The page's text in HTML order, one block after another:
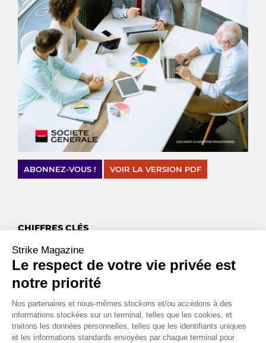
ABONNEZ-VOUS ! VOIR LA VERSION PDF
CHIFFRES CLÉS
Mds$
C’est le montant total des dividendes versés sur l’exercice 2024
par les entreprises composants le CAC 40, un montant
historique de redistribution qui s’est fait sous forme de rachats
d’actions ou de dividendes.
Source : Boursorama
Strike Magazine
Le respect de votre vie privée est
notre priorité
Nos partenaires et nous-mêmes stockons et/ou accédons à des
informations stockées sur un terminal, telles que les cookies, et
traitons les données personnelles, telles que les identifiants uniques
et les informations standards envoyées par chaque terminal pour